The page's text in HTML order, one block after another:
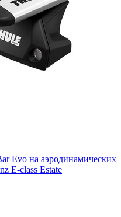
Evo на аэродинамических
E-class Estate